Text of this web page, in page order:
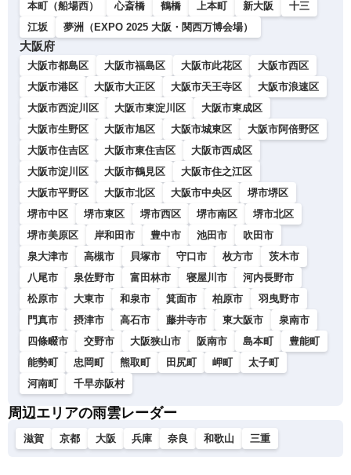
本町（船場西）
心斎橋 鶴橋 上本町 新大阪
十三
江坂
夢洲（EXPO 2025 大阪・関西万博会場）
大阪府
大阪市都島区 大阪市福島区 大阪市此花区
大阪市西区
大阪市港区
大阪市大正区 大阪市天王寺区
大阪市浪速区
大阪市西淀川区
大阪市東淀川区
大阪市東成区
大阪市生野区
大阪市旭区 大阪市城東区
大阪市阿倍野区
大阪市住吉区
大阪市東住吉区
大阪市西成区
大阪市淀川区
大阪市鶴見区
大阪市住之江区
大阪市平野区
大阪市北区 大阪市中央区
堺市堺区
堺市中区
堺市東区 堺市西区 堺市南区
堺市北区
堺市美原区
岸和田市 豊中市 池田市
吹田市
泉大津市
高槻市 貝塚市 守口市 枚方市
茨木市
八尾市
泉佐野市 富田林市 寝屋川市
河内長野市
松原市
大東市 和泉市 箕面市 柏原市
羽曳野市
門真市
摂津市 高石市 藤井寺市 東大阪市
泉南市
四條畷市
交野市 大阪狭山市 阪南市 島本町
豊能町
能勢町
忠岡町 熊取町 田尻町 岬町
太子町
河南町
千早赤阪村
周辺エリアの雨雲レーダー
滋賀 京都 大阪 兵庫 奈良 和歌山 三重